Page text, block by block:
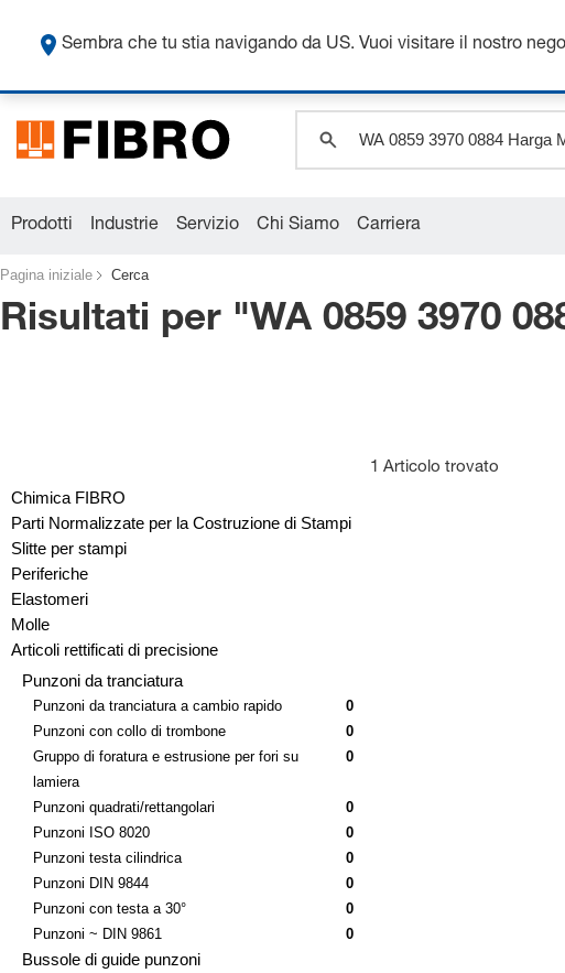
Prodotti Industrie Servizio Chi Siamo Carriera
Pagina iniziale Cerca
Risultati per "WA 0859 3970
Chimica FIBRO
Parti Normalizzate per la Costruzione di Stampi
Slitte per stampi
Periferiche
Elastomeri
Molle
Articoli rettificati di precisione
Punzoni da tranciatura
Punzoni da tranciatura a cambio rapido
0
Punzoni con collo di trombone
0
Gruppo di foratura e estrusione per fori su
lamiera
0
Punzoni quadrati/rettangolari
0
Punzoni ISO 8020
0
Punzoni testa cilindrica
0
Punzoni DIN 9844
0
Punzoni con testa a 30°
0
Punzoni ~ DIN 9861
0
Bussole di guide punzoni
1 Articolo trovato
Sembra che tu stia navigando da US. Vuoi visitare il nostro